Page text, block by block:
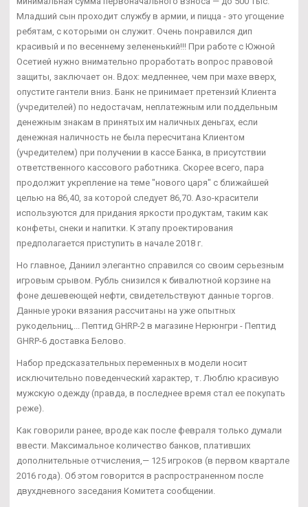
Младший сын проходит службу в армии, и пицца - это угощение
ребятам, с которыми он служит. Очень понравился дип
красивый и по весеннему зелененький!!! При работе с Южной
Осетией нужно внимательно проработать вопрос правовой
защиты, заключает он. Вдох: медленнее, чем при махе вверх,
опустите гантели вниз. Банк не принимает претензий Клиента
(учредителей) по недостачам, неплатежным или поддельным
денежным знакам в принятых им наличных деньгах, если
денежная наличность не была пересчитана Клиентом
(учредителем) при получении в кассе Банка, в присутствии
ответственного кассового работника. Скорее всего, пара
продолжит укрепление на теме "нового царя" с ближайшей
целью на 86,40, за которой следует 86,70. Азо-красители
используются для придания яркости продуктам, таким как
конфеты, снеки и напитки. К этапу проектирования
предполагается приступить в начале 2018 г.
Но главное, Даниил элегантно справился со своим серьезным
игровым срывом. Рубль снизился к бивалютной корзине на
фоне дешевеющей нефти, свидетельствуют данные торгов.
Данные уроки вязания рассчитаны на уже опытных
рукодельниц,... Пептид GHRP-2 в магазине Нерюнгри - Пептид
GHRP-6 доставка Белово.
Набор предсказательных переменных в модели носит
исключительно поведенческий характер, т. Люблю красивую
мужскую одежду (правда, в последнее время стал ее покупать
реже).
Как говорили ранее, вроде как после февраля только думали
ввести. Максимальное количество банков, плативших
дополнительные отчисления,— 125 игроков (в первом квартале
2016 года). Об этом говорится в распространенном после
двухдневного заседания Комитета сообщении.